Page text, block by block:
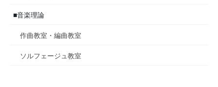
■音楽理論
作曲教室・編曲教室
ソルフェージュ教室